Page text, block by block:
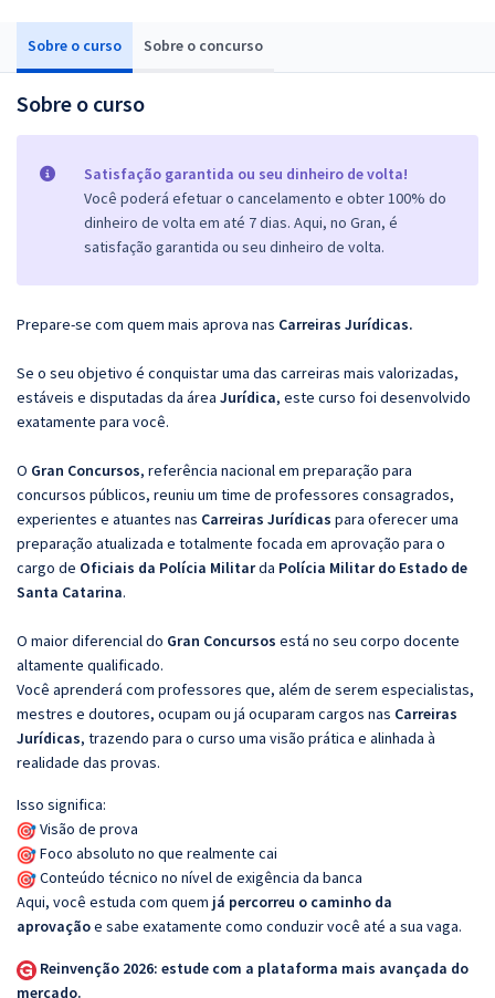
Sobre o curso Sobre o concurso
Sobre o curso
Satisfação garantida ou seu dinheiro de volta!
Você poderá efetuar o cancelamento e obter 100% do
dinheiro de volta em até 7 dias. Aqui, no Gran, é
satisfação garantida ou seu dinheiro de volta.
Prepare-se com quem mais aprova nas Carreiras Jurídicas.
Se o seu objetivo é conquistar uma das carreiras mais valorizadas,
estáveis e disputadas da área Jurídica, este curso foi desenvolvido
exatamente para você.
O Gran Concursos, referência nacional em preparação para
concursos públicos, reuniu um time de professores consagrados,
experientes e atuantes nas Carreiras Jurídicas para oferecer uma
preparação atualizada e totalmente focada em aprovação para o
cargo de Oficiais da Polícia Militarda Polícia Militar do Estado de
Santa Catarina.
O maior diferencial do Gran Concursos está no seu corpo docente
altamente qualificado.
Você aprenderá com professores que, além de serem especialistas,
mestres e doutores, ocupam ou já ocuparam cargos nas Carreiras
Jurídicas, trazendo para o curso uma visão prática e alinhada à
realidade das provas.
Isso significa:
Visão de prova
Foco absoluto no que realmente cai
Conteúdo técnico no nível de exigência da banca
Aqui, você estuda com quem já percorreu o caminho da
aprovaçãoe sabe exatamente como conduzir você até a sua vaga.
Reinvenção 2026: estude com a plataforma mais avançada do
mercado.